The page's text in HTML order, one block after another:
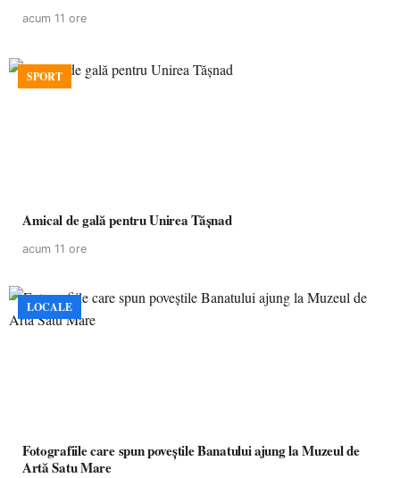
acum 11 ore
SPORT
Amical de gală pentru Unirea Tășnad
acum 11 ore
LOCALE
Fotografiile care spun poveștile Banatului ajung la Muzeul de
Artă Satu Mare